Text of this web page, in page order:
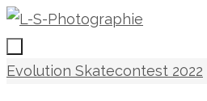
Zum
Inhalt
springen
Zum
Start
Evolution Skatecontest 2022